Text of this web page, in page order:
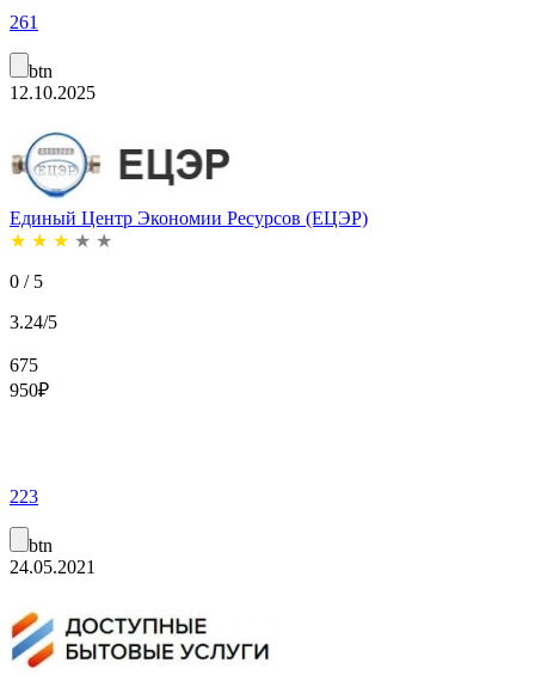
261
btn
12.10.2025
Единый Центр Экономии Ресурсов (ЕЦЭР)
★ ★ ★ ★ ★
0 / 5
3.24/5
675
950₽
223
btn
24.05.2021